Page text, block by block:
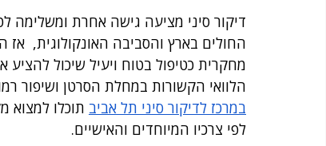
דיקור סיני מציעה גישה אחרת ומשלימה
החולים בארץ והסביבה האונקולוגית,  אז
מחקרית כטיפול בטוח ויעיל שיכול
הלוואי הקשורות במחלת הסרטן ושיפור
במרכז לדיקור סיני תל אביב תוכלו למצוא
לפי צרכיו המיוחדים והאישיים.